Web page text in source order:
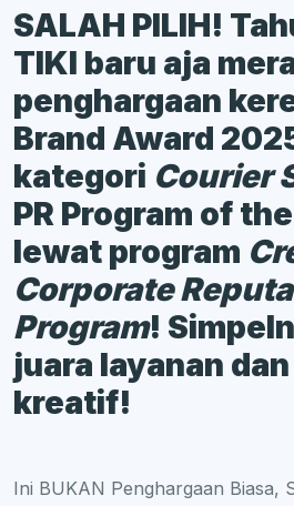
SALAH PILIH!
TIKI baru aja
penghargaan
Brand Award
kategori Courier
PR Program of
lewat program
Corporate
Program!
juara layanan
kreatif!
Ini BUKAN Penghargaan Biasa,